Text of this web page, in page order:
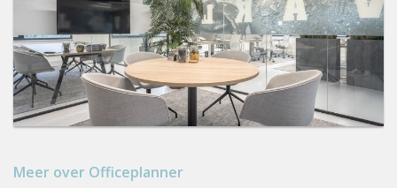
Meer over Officeplanner